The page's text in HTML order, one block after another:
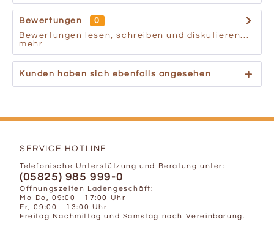
Bewertungen
0
Bewertungen lesen, schreiben und diskutieren...
mehr
Kunden haben sich ebenfalls angesehen
SERVICE HOTLINE
Telefonische Unterstützung und Beratung unter:
(05825) 985 999-0
Öffnungszeiten Ladengeschäft:
Mo-Do, 09:00 - 17:00 Uhr
Fr, 09:00 - 13:00 Uhr
Freitag Nachmittag und Samstag nach Vereinbarung.